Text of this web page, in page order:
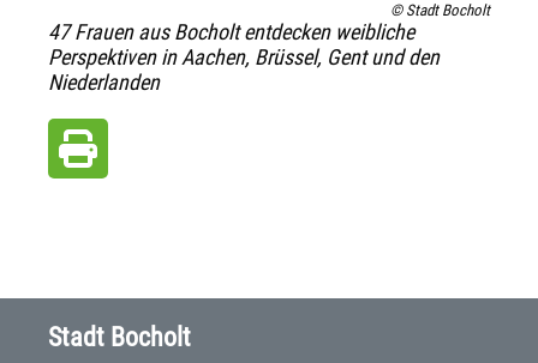
© Stadt Bocholt
47 Frauen aus Bocholt entdecken weibliche
Perspektiven in Aachen, Brüssel, Gent und den
Niederlanden
Stadt Bocholt